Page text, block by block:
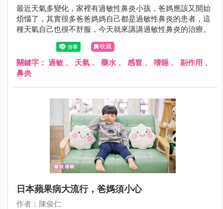
最近天氣多變化，家裡有過敏性鼻炎小孩，爸媽應該又開始
煩惱了，其實很多爸爸媽媽自己都是過敏性鼻炎的患者，這
種天氣自己也很不舒服，今天就來講講過敏性鼻炎的治療。
收藏
關鍵字： 過敏 、 天氣 、 藥水 、 感冒 、 嗜睡 、 副作用 、
鼻炎
日本蘋果病大流行，爸媽須小心
作者：陳俊仁